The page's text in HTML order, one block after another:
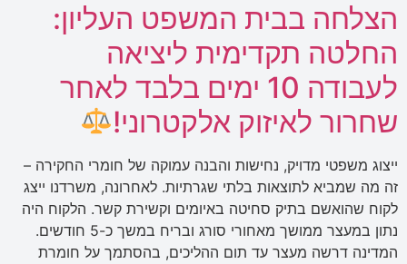
הצלחה בבית המשפט העליון:
החלטה תקדימית ליציאה
לעבודה 10 ימים בלבד לאחר
שחרור לאיזוק אלקטרוני!
ייצוג משפטי מדויק, נחישות והבנה עמוקה של חומרי החקירה –
זה מה שמביא לתוצאות בלתי שגרתיות. לאחרונה, משרדנו ייצג
לקוח שהואשם בתיק סחיטה באיומים וקשירת קשר. הלקוח היה
נתון במעצר ממושך מאחורי סורג ובריח במשך כ-5 חודשים.
המדינה דרשה מעצר עד תום ההליכים, בהסתמך על חומרת